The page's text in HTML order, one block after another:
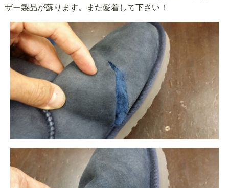
ザー製品が蘇ります。また愛着して下さい！